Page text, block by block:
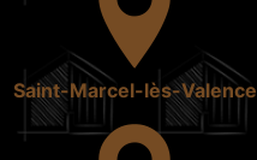
Saint-Marcel-lès-Valence